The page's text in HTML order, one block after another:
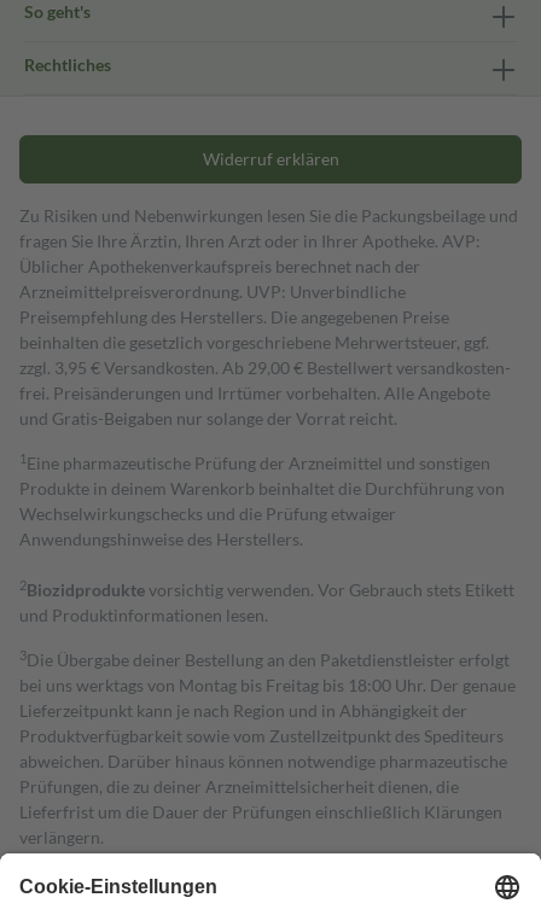
So geht's
Rechtliches
Widerruf erklären
Zu Risiken und Nebenwirkungen lesen Sie die Packungsbeilage und
fragen Sie Ihre Ärztin, Ihren Arzt oder in Ihrer Apotheke. AVP:
Üblicher Apothekenverkaufspreis berechnet nach der
Arzneimittelpreisverordnung. UVP: Unverbindliche
Preisempfehlung des Herstellers. Die angegebenen Preise
beinhalten die gesetzlich vorgeschriebene Mehrwertsteuer, ggf.
zzgl. 3,95 € Versandkosten. Ab 29,00 € Bestell­wert versand­kosten­
frei. Preisänderungen und Irrtümer vorbehalten. Alle Angebote
und Gratis-Beigaben nur solange der Vorrat reicht.
1 Eine pharmazeutische Prüfung der Arzneimittel und sonstigen
Produkte in deinem Warenkorb beinhaltet die Durchführung von
Wechselwirkungschecks und die Prüfung etwaiger
Anwendungshinweise des Herstellers.
2Biozidproduktevorsichtig verwenden. Vor Gebrauch stets Etikett
und Produktinformationen lesen.
3Die Übergabe deiner Bestellung an den Paketdienstleister erfolgt
bei uns werktags von Montag bis Freitag bis 18:00 Uhr. Der genaue
Lieferzeitpunkt kann je nach Region und in Abhängigkeit der
Produktverfügbarkeit sowie vom Zustellzeitpunkt des Spediteurs
abweichen. Darüber hinaus können notwendige pharmazeutische
Prüfungen, die zu deiner Arzneimittelsicherheit dienen, die
Lieferfrist um die Dauer der Prüfungen einschließlich Klärungen
verlängern.
4Für verschreibungspflichtige Medikamente stellt der Arzt ein